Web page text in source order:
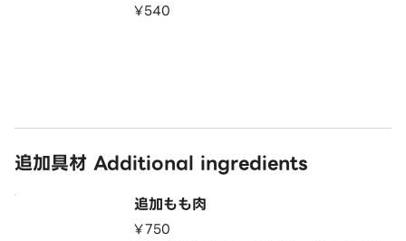
¥540
追加具材 Additional ingredients
追加もも肉
¥750